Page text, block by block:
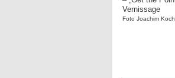
Foto Joachim Koch